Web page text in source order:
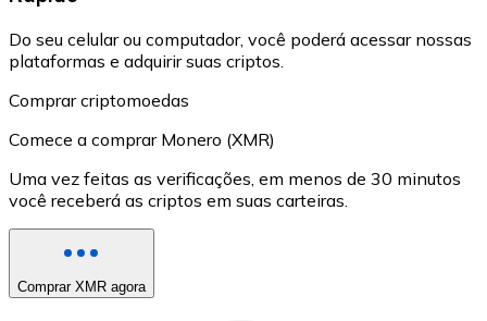
Do seu celular ou computador, você poderá acessar nossas
plataformas e adquirir suas criptos.
Comprar criptomoedas
Comece a comprar Monero (XMR)
Uma vez feitas as verificações, em menos de 30 minutos
você receberá as criptos em suas carteiras.
Comprar XMR agora